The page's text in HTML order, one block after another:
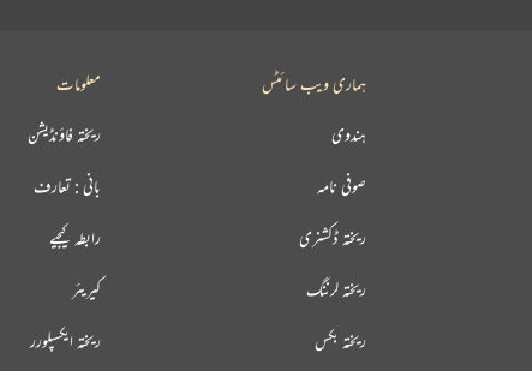
معلومات
ریختہ فاؤنڈیشن
بانی : تعارف
رابطہ کیجیے
کیریئر
ریختہ ایکسپلورر
ہماری ویب سائٹس
ہندوی
صوفی نامہ
ریختہ ڈکشنری
ریختہ لرننگ
ریختہ بکس